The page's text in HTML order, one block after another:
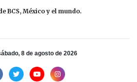
BCS, México y el mundo.
8 de agosto de 2026